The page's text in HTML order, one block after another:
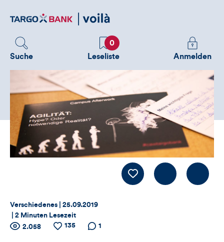
zum
Suche
Favoriten
0
Leseliste
Melden
Sie
zusätzliche
zu
sehen
Anmelden
LIKE Kommentieren
Thema:
Verschiedenes | Datum:
25.09.2019
2 Minuten Lesezeit
Zähler
Anzahl2.058
Anzahl
135
Anzahl der
1